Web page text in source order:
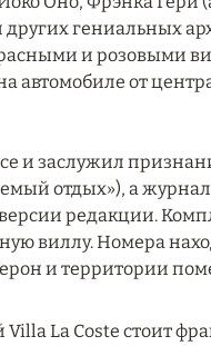
гениальных
и розовыми
автомобиле от
и заслужил
отдых»), а журнал
редакции.
виллу. Номера
и территории
La Coste стоит